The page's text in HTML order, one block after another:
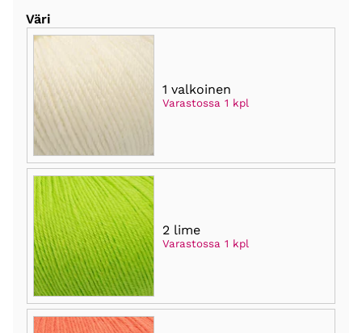
Väri
1 valkoinen
Varastossa 1 kpl
2 lime
Varastossa 1 kpl